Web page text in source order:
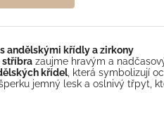
andělskými křídly a zirkony
stříbra zaujme hravým a
křídel, která symbolizují
jemný lesk a oslnivý třpyt,